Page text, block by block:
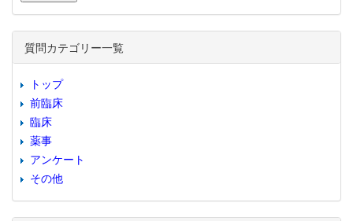
質問カテゴリー一覧
トップ
前臨床
臨床
薬事
アンケート
その他